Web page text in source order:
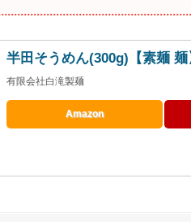
半田そうめん(300g)【素麺 麺
有限会社白滝製麺
Amazon